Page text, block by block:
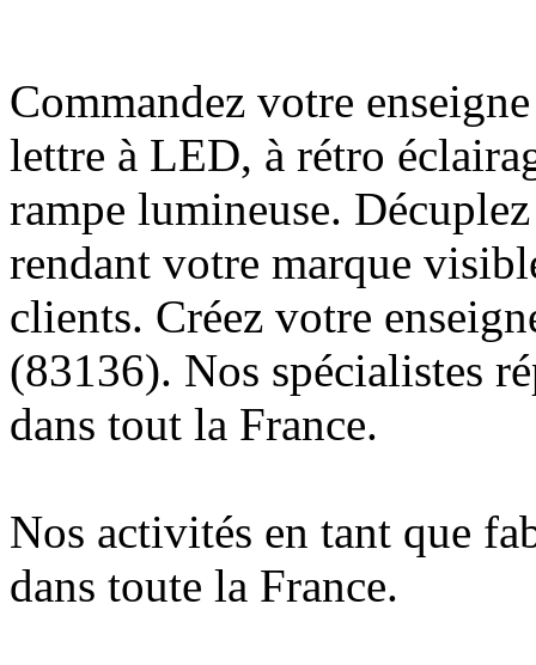
Commandez votre
lettre à LED, à rétro
rampe lumineuse.
rendant votre marque
clients. Créez votre
(83136). Nos spécialistes
dans tout la France.
Nos activités en tant que
dans toute la France.